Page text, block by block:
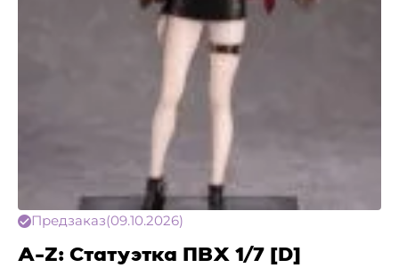
Предзаказ(09.10.2026)
A-Z: Статуэтка ПВХ 1/7 [D]